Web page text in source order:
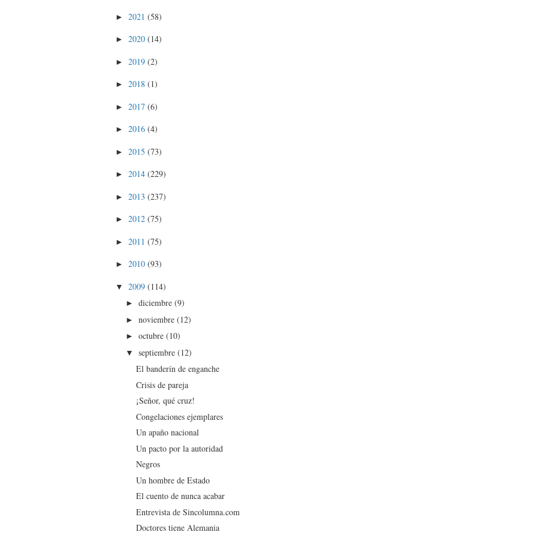
►2021(58)
►2020(14)
►2019(2)
►2018(1)
►2017(6)
►2016(4)
►2015(73)
►2014(229)
►2013(237)
►2012(75)
►2011(75)
►2010(93)
▼2009(114)
►diciembre(9)
►noviembre(12)
►octubre(10)
▼septiembre(12)
El banderín de enganche
Crisis de pareja
¡Señor, qué cruz!
Congelaciones ejemplares
Un apaño nacional
Un pacto por la autoridad
Negros
Un hombre de Estado
El cuento de nunca acabar
Entrevista de Sincolumna.com
Doctores tiene Alemania